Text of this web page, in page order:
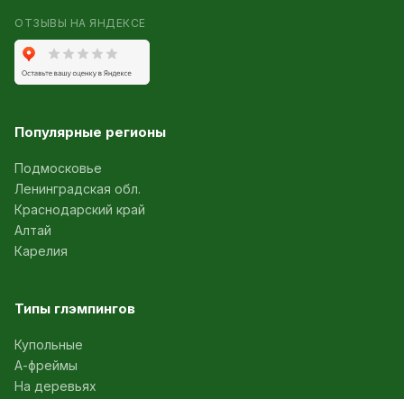
ОТЗЫВЫ НА ЯНДЕКСЕ
Популярные регионы
Подмосковье
Ленинградская обл.
Краснодарский край
Алтай
Карелия
Типы глэмпингов
Купольные
А-фреймы
На деревьях